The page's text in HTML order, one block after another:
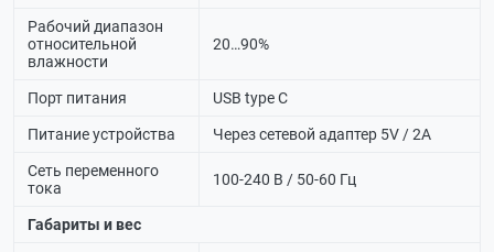
Рабочий диапазон
относительной
влажности
20…90%
Порт питания USB type C
Питание устройства Через сетевой адаптер 5V / 2А
Сеть переменного
тока
100-240 В / 50-60 Гц
Габариты и вес